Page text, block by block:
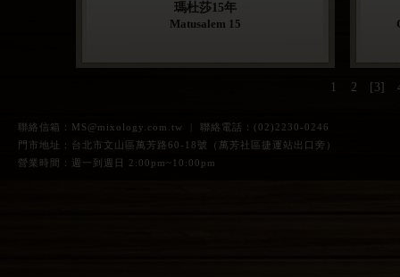
瑪杜莎15年
Matusalem 15
1 2 [3]
聯絡信箱： MS@mixology.com.tw | 聯絡電話：(02)2230-0246
門市地址：台北市文山區萬芳路60-18號（萬芳社區捷運站出口旁）
營業時間：週一到週日 2:00pm~10:00pm